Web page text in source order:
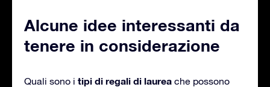
Alcune idee interessanti da
tenere in considerazione
Quali sono i tipi di regali di laurea che possono